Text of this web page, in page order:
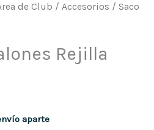
de Club / Accesorios / Saco
Rejilla
aparte